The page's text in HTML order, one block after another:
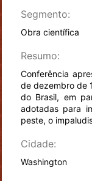
Segmento:
Obra científica
Resumo:
Conferência
de dezembro de
do Brasil, em
adotadas para
peste, o
Cidade:
Washington